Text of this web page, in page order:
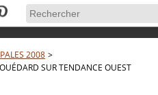
2008 >
SUR TENDANCE OUEST